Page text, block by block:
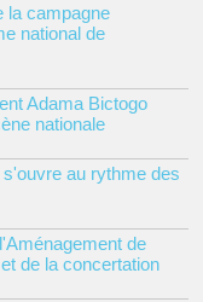
la campagne
national de
Adama Bictogo
nationale
au rythme des
de
de la concertation